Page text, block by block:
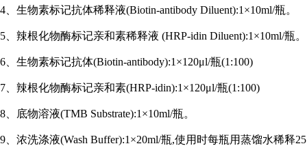
4、生物素标记抗体稀释液(Biotin-antibody Diluent):1×10ml/瓶。
5、辣根化物酶标记亲和素稀释液 (HRP-idin Diluent):1×10ml/瓶。
6、生物素标记抗体(Biotin-antibody):1×120μl/瓶(1:100)
7、辣根化物酶标记亲和素(HRP-idin):1×120μl/瓶(1:100)
8、底物溶液(TMB Substrate):1×10ml/瓶。
9、浓洗涤液(Wash Buffer):1×20ml/瓶,使用时每瓶用蒸馏水稀释25